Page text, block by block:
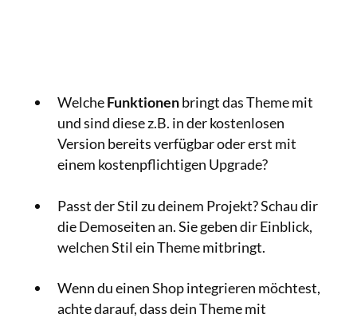
WelcheFunktionenbringt das Theme mit
und sind diese z.B. in der kostenlosen
Version bereits verfügbar oder erst mit
einem kostenpflichtigen Upgrade?
Passt der Stil zu deinem Projekt? Schau dir
die Demoseiten an. Sie geben dir Einblick,
welchen Stil ein Theme mitbringt.
Wenn du einen Shop integrieren möchtest,
achte darauf, dass dein Theme mit